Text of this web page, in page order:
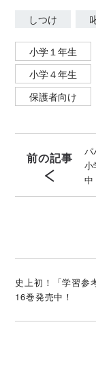
しつけ
小学１年生
小学４年生
保護者向け
前の記事
パ
小
中
史上初！「学習参
16巻発売中！